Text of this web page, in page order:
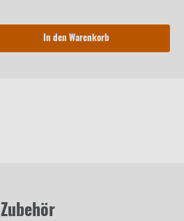
In den Warenkorb
Zubehör